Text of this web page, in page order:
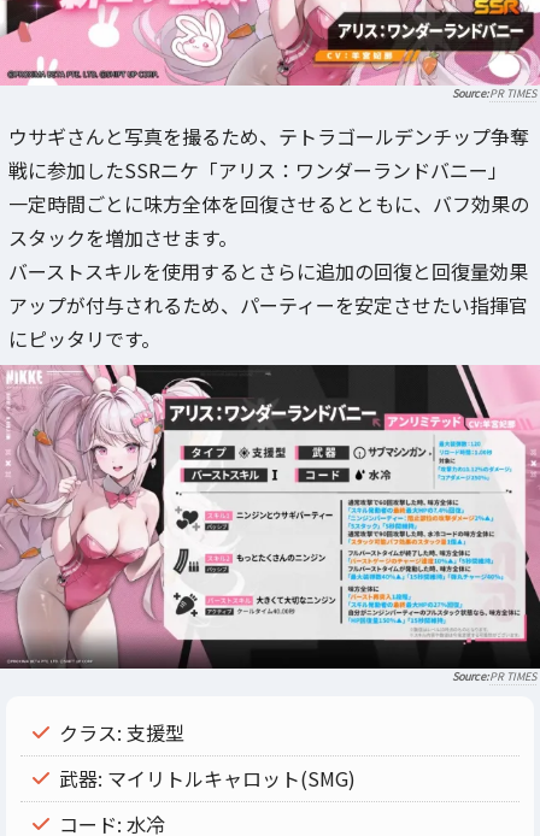
PR TIMES
ウサギさんと写真を撮るため、テトラゴールデンチップ争奪
戦に参加したSSRニケ「アリス：ワンダーランドバニー」
一定時間ごとに味方全体を回復させるとともに、バフ効果の
スタックを増加させます。
バーストスキルを使用するとさらに追加の回復と回復量効果
アップが付与されるため、パーティーを安定させたい指揮官
にピッタリです。
PR TIMES
クラス: 支援型
武器: マイリトルキャロット(SMG)
コード: 水冷